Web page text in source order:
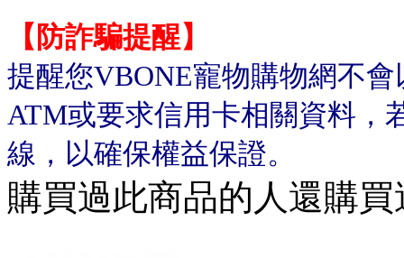
【防詐騙提醒】
提醒您VBONE寵物購物網不
ATM或要求信用卡相關資料，
線，以確保權益保證。
購買過此商品的人還購買